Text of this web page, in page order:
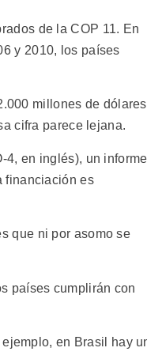
de la COP 11. En
y 2010, los países
millones de dólares
cifra parece lejana.
4, en inglés), un informe
financiación es
que ni por asomo se
países cumplirán con
en Brasil hay